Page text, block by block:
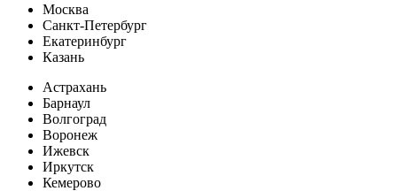
Москва
Санкт-Петербург
Екатеринбург
Казань
Астрахань
Барнаул
Волгоград
Воронеж
Ижевск
Иркутск
Кемерово